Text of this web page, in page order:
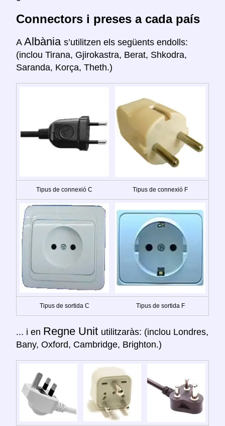
Connectors i preses a cada país
A Albània s’utilitzen els següents endolls:
(inclou Tirana, Gjirokastra, Berat, Shkodra,
Saranda, Korça, Theth.)
Tipus de connexió C Tipus de connexió F
Tipus de sortida C Tipus de sortida F
... i en Regne Unit utilitzaràs: (inclou Londres,
Bany, Oxford, Cambridge, Brighton.)